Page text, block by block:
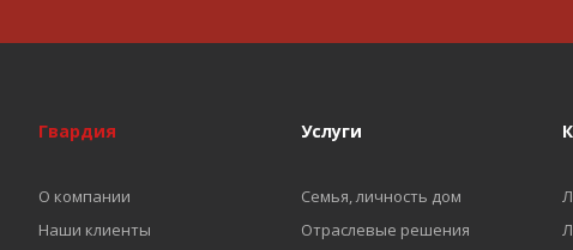
Гвардия
О компании
Наши клиенты
Услуги
Семья, личность дом
Отраслевые решения